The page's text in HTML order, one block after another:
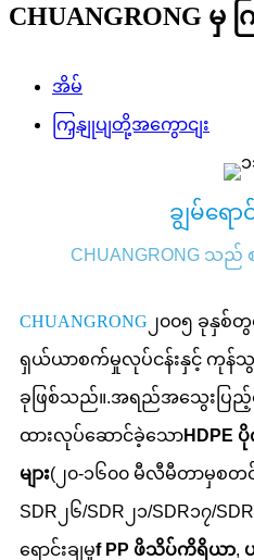
CHUANGRONG
အိမ်
ကြှနျုပျတို့အကွောငျး
ချွမ်ရေ
CHUANGRONG သ
CHUANGRONG ၂၀၀၅ ခုနှ
ရှယ်ယာစက်မှုလုပ်ငန်းနှင့် ကုန်သွ
ခုဖြစ်သည်။.အရည်အသွေးပြ
ထားလုပ်ဆောင်ခဲ့သောHDPE
များ(၂၀-၁၆၀၀ မီလီမီတာမှစတ
SDR၂၆/SDR၂၁/SDR၁၇/
ရောင်းချမှုf PP ဖိသိပ်ကိရိယာ,